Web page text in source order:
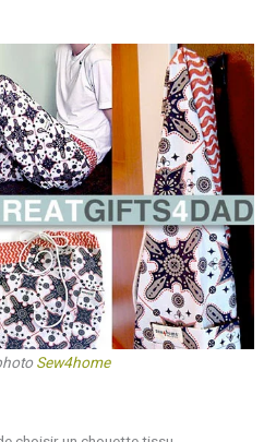
Sew4home